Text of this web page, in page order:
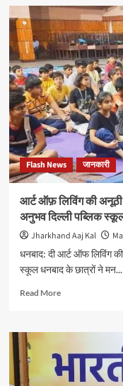
ABVP
द्वारा
डॉ
श्यामा
प्रसाद
मुखर्जी
विश्वविद्यालय
में
की
गई
तालाबंदी
Flash News जानकारी
आर्ट ऑफ़ लिविंग की अनूठी
अनुभव दिल्ली पब्लिक
Jharkhand Aaj Kal
धनबाद: दी आर्ट ऑफ लिविंग
स्कूल धनबाद के छात्रों ने मन...
Read MoreRead
आर्ट
लिविंग
की